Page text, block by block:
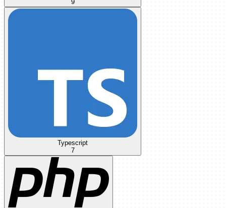
9
Typescript
7